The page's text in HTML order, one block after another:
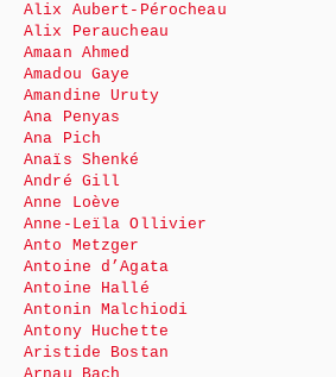
Alix Aubert-Pérocheau
Alix Peraucheau
Amaan Ahmed
Amadou Gaye
Amandine Uruty
Ana Penyas
Ana Pich
Anaïs Shenké
André Gill
Anne Loève
Anne-Leïla Ollivier
Anto Metzger
Antoine d’Agata
Antoine Hallé
Antonin Malchiodi
Antony Huchette
Aristide Bostan